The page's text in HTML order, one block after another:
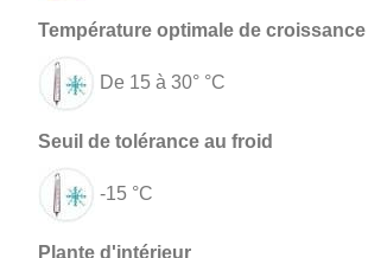
De 15 à 30° °C
-15 °C